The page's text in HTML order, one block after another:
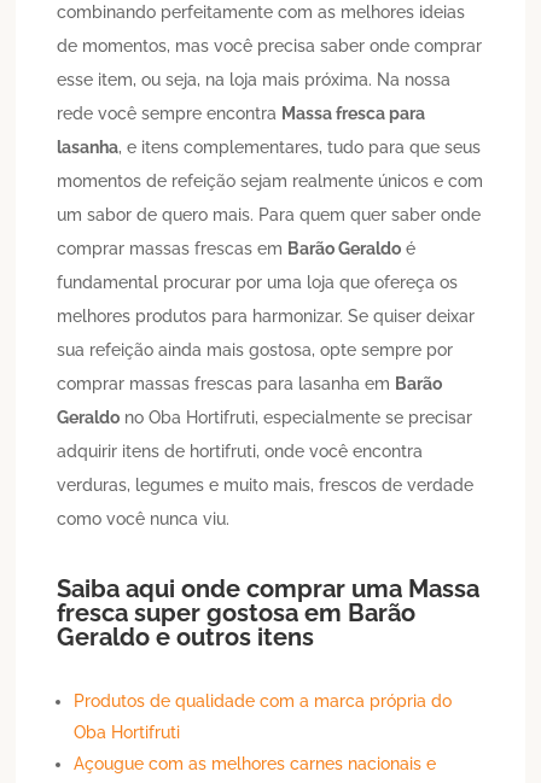
combinando perfeitamente com as melhores ideias
de momentos, mas você precisa saber onde comprar
esse item, ou seja, na loja mais próxima. Na nossa
rede você sempre encontra Massa fresca para
lasanha, e itens complementares, tudo para que seus
momentos de refeição sejam realmente únicos e com
um sabor de quero mais. Para quem quer saber onde
comprar massas frescas em Barão Geraldo é
fundamental procurar por uma loja que ofereça os
melhores produtos para harmonizar. Se quiser deixar
sua refeição ainda mais gostosa, opte sempre por
comprar massas frescas para lasanha em Barão
Geraldo no Oba Hortifruti, especialmente se precisar
adquirir itens de hortifruti, onde você encontra
verduras, legumes e muito mais, frescos de verdade
como você nunca viu.
Saiba aqui onde comprar uma Massa
fresca super gostosa em Barão
Geraldo e outros itens
Produtos de qualidade com a marca própria do
Oba Hortifruti
Açougue com as melhores carnes nacionais e